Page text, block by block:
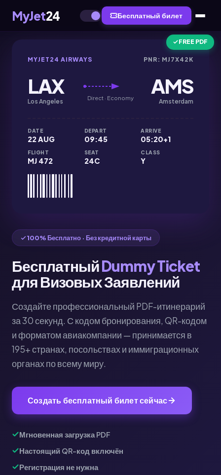
MyJet24 Бесплатный билет
100% Бесплатно · Без кредитной карты
БесплатныйDummy Ticket
для Визовых Заявлений
Создайте профессиональный PDF-итинерарий
за 30 секунд. С кодом бронирования, QR-кодом
и форматом авиакомпании — принимается в
195+ странах, посольствах и иммиграционных
органах по всему миру.
Создать бесплатный билет сейчас
Мгновенная загрузка PDF
Настоящий QR-код включён
Регистрация не нужна
FREE PDF
MYJET24 AIRWAYS PNR: MJ7X42K
LAX
Los Angeles Direct · Economy AMS
Amsterdam
DATE
22 AUG
DEPART
09:45
ARRIVE
05:20+1
FLIGHT
MJ 472
SEAT
24C
CLASS
Y